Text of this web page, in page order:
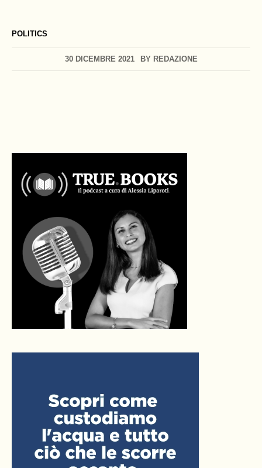
POLITICS
30 DICEMBRE 2021 BY REDAZIONE